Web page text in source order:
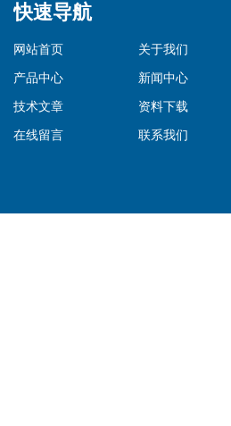
快速导航
网站首页
关于我们
产品中心
新闻中心
技术文章
资料下载
在线留言
联系我们